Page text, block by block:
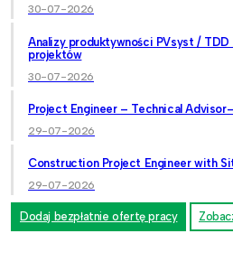
30-07-2026
Analizy produktywności PVsyst /
projektów
30-07-2026
Project Engineer – Technical
29-07-2026
Construction Project Engineer with
29-07-2026
Dodaj bezpłatnie ofertę pracy